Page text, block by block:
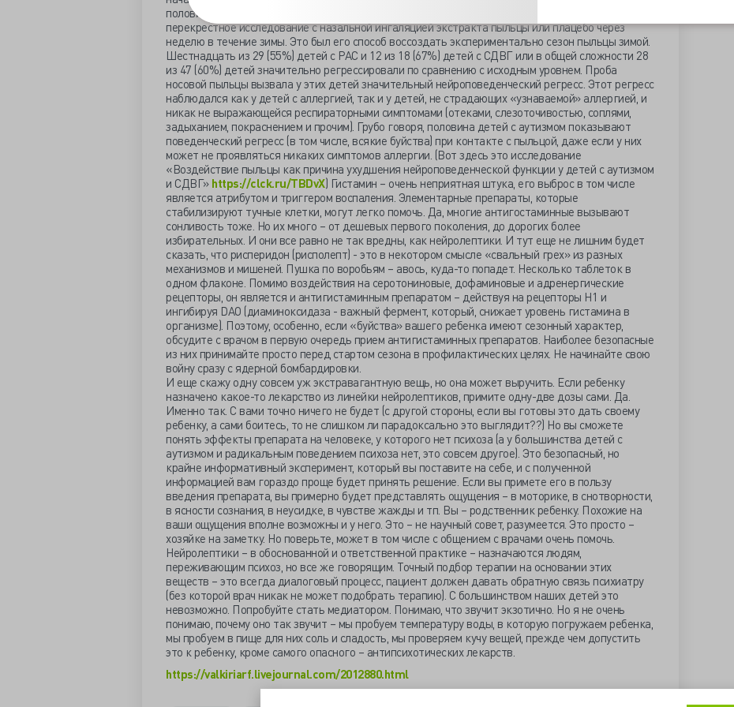
половины испытуемых это было так. В своем втором исследовании он провел двойное слепое
перекрестное исследование с назальной ингаляцией экстракта пыльцы или плацебо через
неделю в течение зимы. Это был его способ воссоздать экспериментально сезон пыльцы зимой.
Шестнадцать из 29 (55%) детей с РАС и 12 из 18 (67%) детей с СДВГ или в общей сложности 28
из 47 (60%) детей значительно регрессировали по сравнению с исходным уровнем. Проба
носовой пыльцы вызвала у этих детей значительный нейроповеденческий регресс. Этот регресс
наблюдался как у детей с аллергией, так и у детей, не страдающих «узнаваемой» аллергией, и
никак не выражающейся респираторными симптомами (отеками, слезоточивостью, соплями,
задыханием, покраснением и прочим). Грубо говоря, половина детей с аутизмом показывают
поведенческий регресс (в том числе, всякие буйства) при контакте с пыльцой, даже если у них
может не проявляться никаких симптомов аллергии. (Вот здесь это исследование
«Воздействие пыльцы как причина ухудшения нейроповеденческой функции у детей с аутизмом
и СДВГ» https://clck.ru/TBDvX) Гистамин – очень неприятная штука, его выброс в том числе
является атрибутом и триггером воспаления. Элементарные препараты, которые
стабилизируют тучные клетки, могут легко помочь. Да, многие антигостаминные вызывают
сонливость тоже. Но их много – от дешевых первого поколения, до дорогих более
избирательных. И они все равно не так вредны, как нейролептики. И тут еще не лишним будет
сказать, что рисперидон (рисполепт) - это в некотором смысле «свальный грех» из разных
механизмов и мишеней. Пушка по воробьям – авось, куда-то попадет. Несколько таблеток в
одном флаконе. Помимо воздействия на серотониновые, дофаминовые и адренергические
рецепторы, он является и антигистаминным препаратом – действуя на рецепторы H1 и
ингибируя DAO (диаминоксидаза - важный фермент, который, снижает уровень гистамина в
организме). Поэтому, особенно, если «буйства» вашего ребенка имеют сезонный характер,
обсудите с врачом в первую очередь прием антигистаминных препаратов. Наиболее безопасные
из них принимайте просто перед стартом сезона в профилактических целях. Не начинайте свою
войну сразу с ядерной бомбардировки.
И еще скажу одну совсем уж экстравагантную вещь, но она может выручить. Если ребенку
назначено какое-то лекарство из линейки нейролептиков, примите одну-две дозы сами. Да.
Именно так. С вами точно ничего не будет (с другой стороны, если вы готовы это дать своему
ребенку, а сами боитесь, то не слишком ли парадоксально это выглядит??) Но вы сможете
понять эффекты препарата на человеке, у которого нет психоза (а у большинства детей с
аутизмом и радикальным поведением психоза нет, это совсем другое). Это безопасный, но
крайне информативный эксперимент, который вы поставите на себе, и с полученной
информацией вам гораздо проще будет принять решение. Если вы примете его в пользу
введения препарата, вы примерно будет представлять ощущения – в моторике, в снотворности,
в ясности сознания, в неусидке, в чувстве жажды и тп. Вы – родственник ребенку. Похожие на
ваши ощущения вполне возможны и у него. Это – не научный совет, разумеется. Это просто –
хозяйке на заметку. Но поверьте, может в том числе с общением с врачами очень помочь.
Нейролептики – в обоснованной и ответственной практике – назначаются людям,
переживающим психоз, но все же говорящим. Точный подбор терапии на основании этих
веществ – это всегда диалоговый процесс, пациент должен давать обратную связь психиатру
(без которой врач никак не может подобрать терапию). С большинством наших детей это
невозможно. Попробуйте стать медиатором. Понимаю, что звучит экзотично. Но я не очень
понимаю, почему оно так звучит – мы пробуем температуру воды, в которую погружаем ребенка,
мы пробуем в пище для них соль и сладость, мы проверяем кучу вещей, прежде чем допустить
это к ребенку, кроме самого опасного – антипсихотических лекарств.
https://valkiriarf.livejournal.com/2012880.html